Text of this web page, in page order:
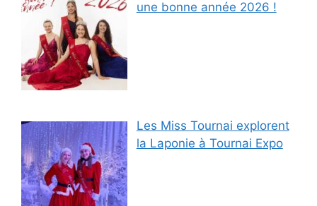
une bonne année 2026 !
Les Miss Tournai explorent
la Laponie à Tournai Expo